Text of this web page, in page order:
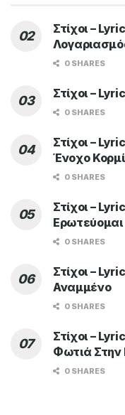
Στίχοι –
0 SHARES
Στίχοι –
0 SHARES
Στίχοι –
Ένοχο Κορμί
0 SHARES
Στίχοι –
Ερωτεύομαι
0 SHARES
Στίχοι –
Αναμμένο
0 SHARES
Στίχοι –
Φωτιά
0 SHARES